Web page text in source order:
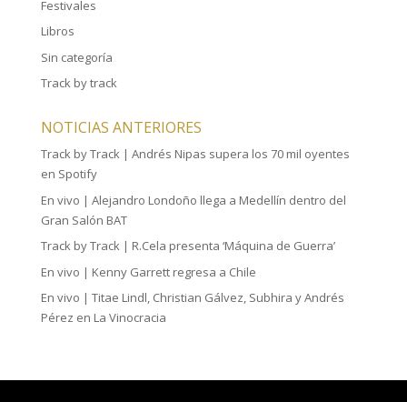
Festivales
Libros
Sin categoría
Track by track
NOTICIAS ANTERIORES
Track by Track | Andrés Nipas supera los 70 mil oyentes
en Spotify
En vivo | Alejandro Londoño llega a Medellín dentro del
Gran Salón BAT
Track by Track | R.Cela presenta ‘Máquina de Guerra’
En vivo | Kenny Garrett regresa a Chile
En vivo | Titae Lindl, Christian Gálvez, Subhira y Andrés
Pérez en La Vinocracia